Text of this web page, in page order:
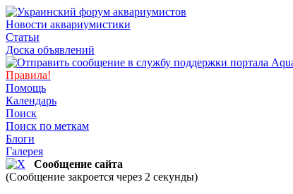
Новости аквариумистики
Статьи
Доска объявлений
Правила!
Помощь
Календарь
Поиск
Поиск по меткам
Блоги
Галерея
Сообщение сайта
(Сообщение закроется через 2 секунды)